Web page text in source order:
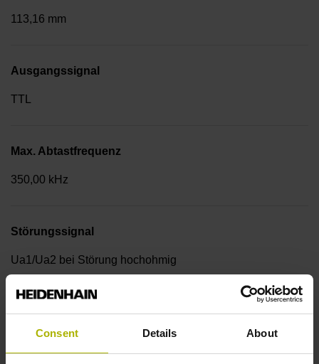
Consent Details About
113,16 mm
Ausgangssignal
TTL
Max. Abtastfrequenz
350,00 kHz
Störungssignal
Ua1/Ua2 bei Störung hochohmig
Referenzmarke